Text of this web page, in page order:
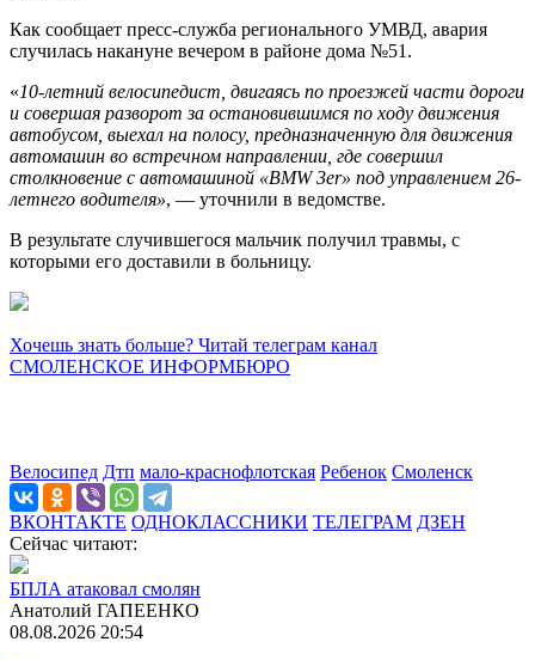
Как сообщает пресс-служба регионального УМВД, авария
случилась накануне вечером в районе дома №51.
«10-летний велосипедист, двигаясь по проезжей части дороги
и совершая разворот за остановившимся по ходу движения
автобусом, выехал на полосу, предназначенную для движения
автомашин во встречном направлении, где совершил
столкновение с автомашиной «BMW 3er» под управлением 26-
летнего водителя», — уточнили в ведомстве.
В результате случившегося мальчик получил травмы, с
которыми его доставили в больницу.
Хочешь знать больше? Читай телеграм канал
СМОЛЕНСКОЕ ИНФОРМБЮРО
Велосипед Дтп мало-краснофлотская Ребенок Смоленск
ВКОНТАКТЕ ОДНОКЛАССНИКИ ТЕЛЕГРАМ ДЗЕН
Сейчас читают:
БПЛА атаковал смолян
Анатолий ГАПЕЕНКО
08.08.2026 20:54